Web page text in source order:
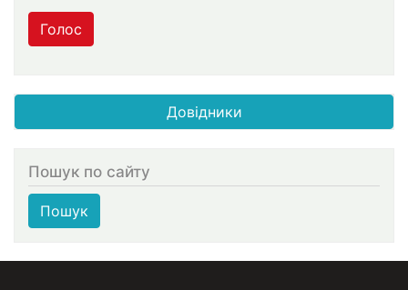
Голос
Довідники
Пошук по сайту
Пошук